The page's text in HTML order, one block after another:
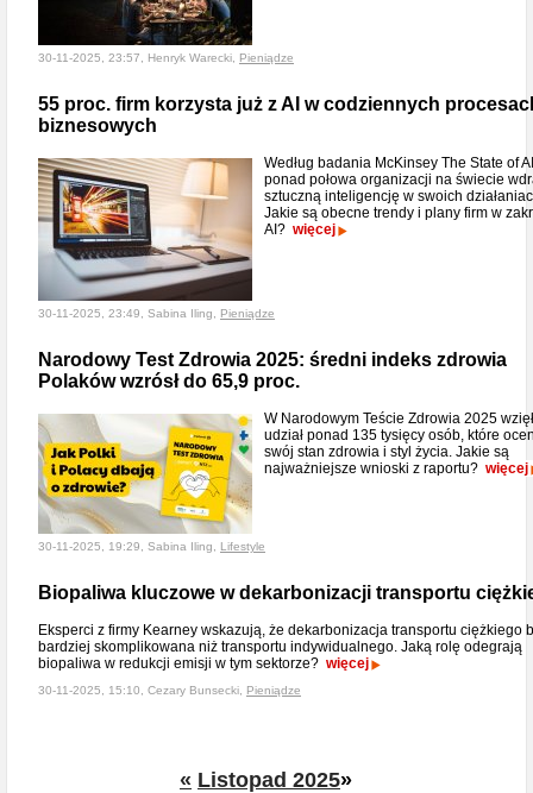
30-11-2025, 23:57, Henryk Warecki, Pieniądze
55 proc. firm korzysta już z AI w codziennych
biznesowych
Według badania McKinsey The State of AI
ponad połowa organizacji na świecie
sztuczną inteligencję w swoich
Jakie są obecne trendy i plany firm w
AI? więcej
30-11-2025, 23:49, Sabina Iling, Pieniądze
Narodowy Test Zdrowia 2025: średni indeks zdrowia
Polaków wzrósł do 65,9 proc.
W Narodowym Teście Zdrowia 2025
udział ponad 135 tysięcy osób, które
swój stan zdrowia i styl życia. Jakie są
najważniejsze wnioski z raportu? więcej
30-11-2025, 19:29, Sabina Iling, Lifestyle
Biopaliwa kluczowe w dekarbonizacji transportu
Eksperci z firmy Kearney wskazują, że dekarbonizacja transportu ciężkiego
bardziej skomplikowana niż transportu indywidualnego. Jaką rolę odegrają
biopaliwa w redukcji emisji w tym sektorze? więcej
30-11-2025, 15:10, Cezary Bunsecki, Pieniądze
« Listopad 2025»